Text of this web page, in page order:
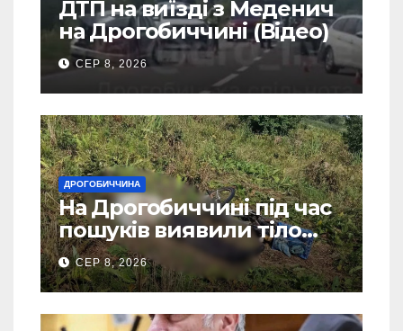
ДТП на виїзді з Меденич
на Дрогобиччині (Відео)
СЕР 8, 2026
ДРОГОБИЧЧИНА
На Дрогобиччині під час
пошуків виявили тіло
зниклого чоловіка
СЕР 8, 2026